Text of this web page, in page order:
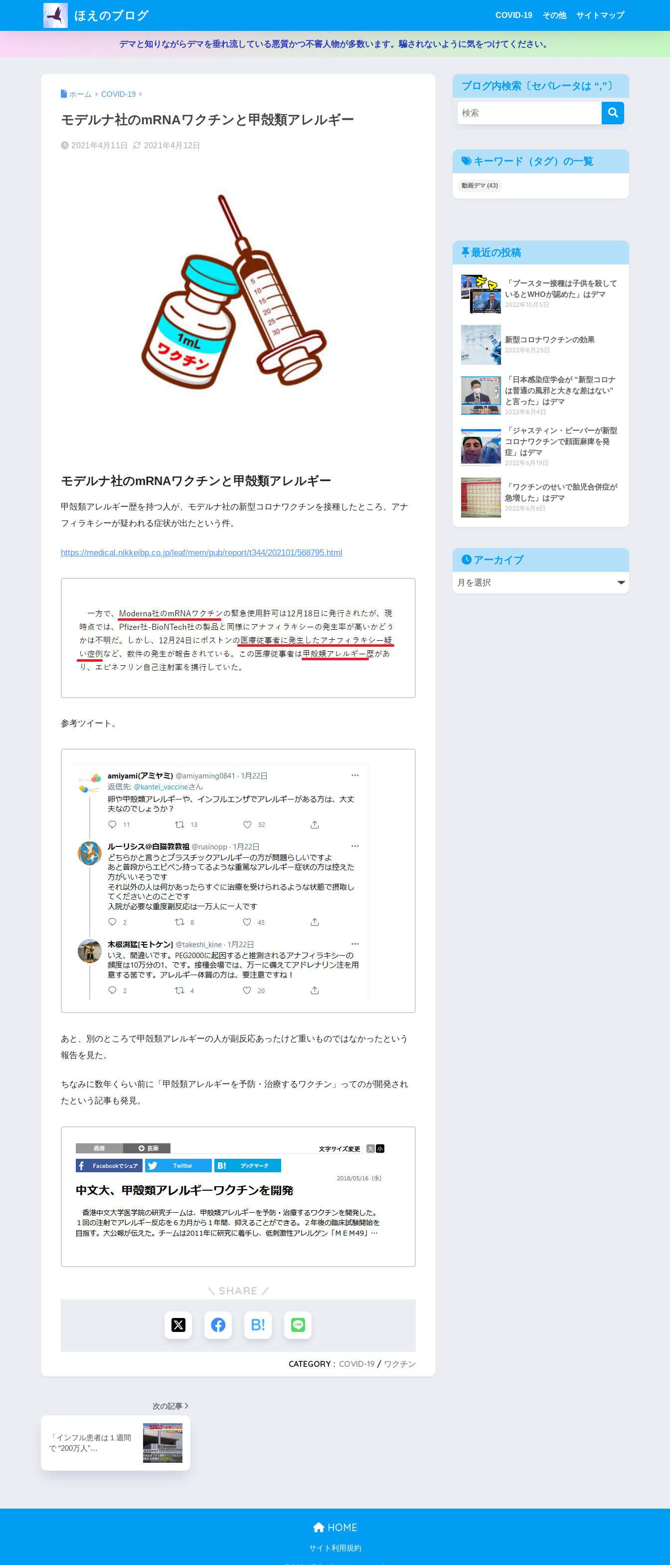
ほえのブログ COVID-19 その他 サイトマップ
デマと知りながらデマを垂れ流している悪質かつ不審人物が多数います。騙されないように気をつけてください。
ホーム COVID-19
モデルナ社のmRNAワクチンと甲殻類アレルギー
2021年4月11日 2021年4月12日
モデルナ社のmRNAワクチンと甲殻類アレルギー
甲殻類アレルギー歴を持つ人が、モデルナ社の新型コロナワクチンを接種したところ、アナ
フィラキシーが疑われる症状が出たという件。
https://medical.nikkeibp.co.jp/leaf/mem/pub/report/t344/202101/568795.html
参考ツイート。
あと、別のところで甲殻類アレルギーの人が副反応あったけど重いものではなかったという
報告を見た。
ちなみに数年くらい前に「甲殻類アレルギーを予防・治療するワクチン」ってのが開発され
たという記事も発見。
SHARE
CATEGORY : COVID-19 ワクチン
次の記事
「インフル患者は１週間
で “200万人”…
ブログ内検索〔セパレータは “,”〕
キーワード（タグ）の一覧
動画デマ (43)
最近の投稿
「ブースター接種は子供を殺して
いるとWHOが認めた」はデマ
2022年10月5日
新型コロナワクチンの効果
2022年8月25日
「日本感染症学会が “新型コロナ
は普通の風邪と大きな差はない”
と言った」はデマ
2022年8月4日
「ジャスティン・ビーバーが新型
コロナワクチンで顔面麻痺を発
症」はデマ
2022年6月19日
「ワクチンのせいで胎児合併症が
急増した」はデマ
2022年6月6日
アーカイブ
HOME
サイト利用規約